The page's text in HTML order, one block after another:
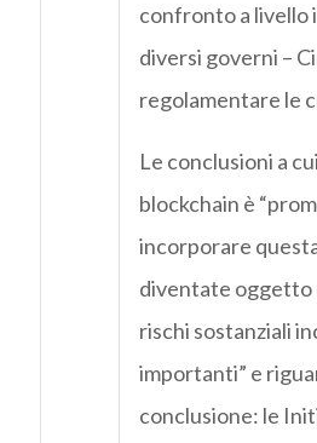
confronto a livello
diversi governi –
regolamentare le
Le conclusioni a
blockchain è
incorporare
diventate oggetto
rischi sostanziali
importanti” e
conclusione: le